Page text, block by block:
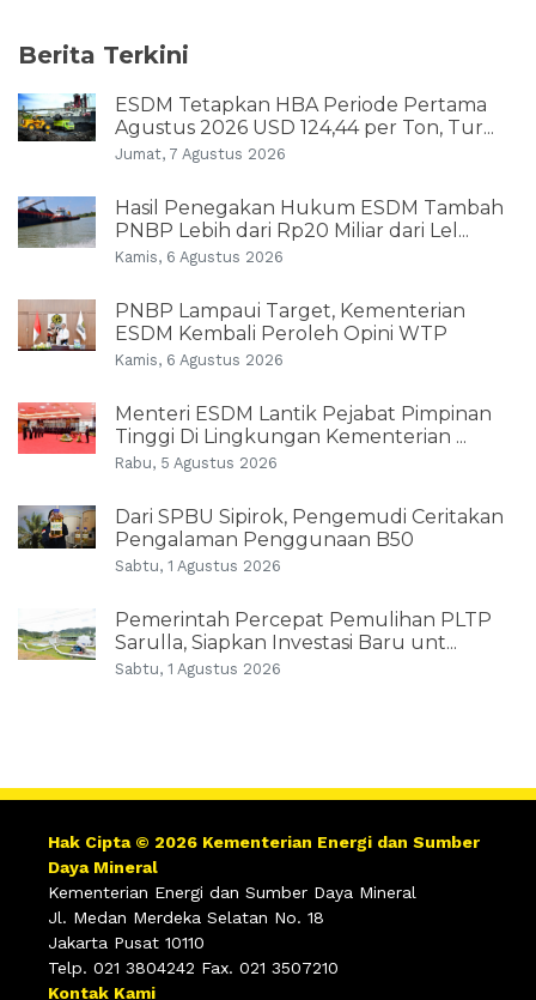
Berita Terkini
ESDM Tetapkan HBA Periode Pertama
Agustus 2026 USD 124,44 per Ton, Tur...
Jumat, 7 Agustus 2026
Hasil Penegakan Hukum ESDM Tambah
PNBP Lebih dari Rp20 Miliar dari Lel...
Kamis, 6 Agustus 2026
PNBP Lampaui Target, Kementerian
ESDM Kembali Peroleh Opini WTP
Kamis, 6 Agustus 2026
Menteri ESDM Lantik Pejabat Pimpinan
Tinggi Di Lingkungan Kementerian ...
Rabu, 5 Agustus 2026
Dari SPBU Sipirok, Pengemudi Ceritakan
Pengalaman Penggunaan B50
Sabtu, 1 Agustus 2026
Pemerintah Percepat Pemulihan PLTP
Sarulla, Siapkan Investasi Baru unt...
Sabtu, 1 Agustus 2026
Hak Cipta © 2026 Kementerian Energi dan Sumber
Daya Mineral
Kementerian Energi dan Sumber Daya Mineral
Jl. Medan Merdeka Selatan No. 18
Jakarta Pusat 10110
Telp. 021 3804242 Fax. 021 3507210
Kontak Kami